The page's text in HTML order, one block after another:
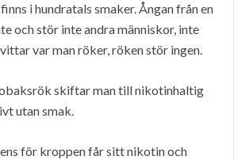
i hundratals smaker. Ångan från en
och stör inte andra människor, inte
var man röker, röken stör ingen.
skiftar man till nikotinhaltig
utan smak.
för kroppen får sitt nikotin och